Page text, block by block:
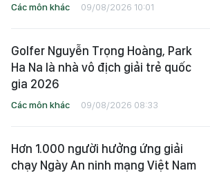
Các môn khác 09/08/2026 10:01
Golfer Nguyễn Trọng Hoàng, Park
Ha Na là nhà vô địch giải trẻ quốc
gia 2026
Các môn khác 09/08/2026 08:33
Hơn 1.000 người hưởng ứng giải
chạy Ngày An ninh mạng Việt Nam